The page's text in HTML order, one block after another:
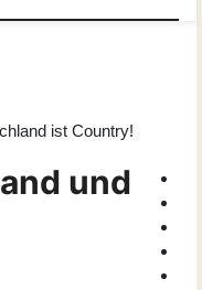
ist Country!
und